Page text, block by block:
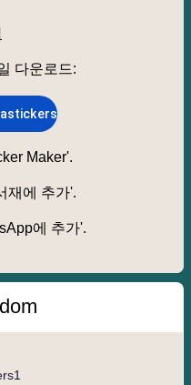
다운로드:
Maker'.
재에 추가'.
에 추가'.